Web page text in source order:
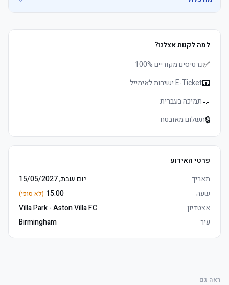
	• Jumbo TV screens with highlights and ex-players Q&A during
	• Arrive early to make the most of the לאונג'
למה לקנות אצלנו?
✅כרטיסים מקוריים 100%
📧E-Ticket ישירות לאימייל
💬תמיכה בעברית
🔒תשלום מאובטח
פרטי האירוע
תאריך
יום שבת, 15/05/2027
שעה
15:00 (לא סופי)
אצטדיון
Villa Park - Aston Villa FC
עיר
Birmingham
ראה גם